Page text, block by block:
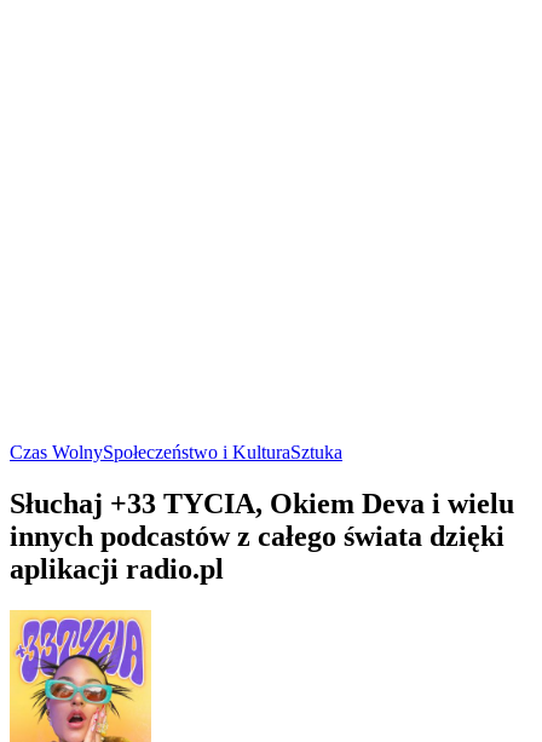
Czas WolnySpołeczeństwo i KulturaSztuka
Słuchaj +33 TYCIA, Okiem Deva i wielu
innych podcastów z całego świata dzięki
aplikacji radio.pl